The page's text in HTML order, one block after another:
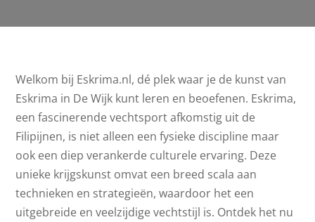
Welkom bij Eskrima.nl, dé plek waar je de kunst van
Eskrima in De Wijk kunt leren en beoefenen. Eskrima,
een fascinerende vechtsport afkomstig uit de
Filipijnen, is niet alleen een fysieke discipline maar
ook een diep verankerde culturele ervaring. Deze
unieke krijgskunst omvat een breed scala aan
technieken en strategieën, waardoor het een
uitgebreide en veelzijdige vechtstijl is. Ontdek het nu